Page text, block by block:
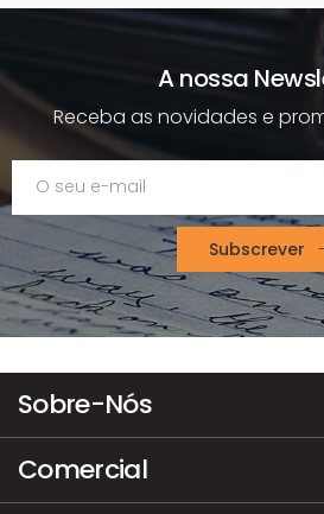
A nossa
Receba as novidades e
Subscrever
Sobre-Nós
Comercial